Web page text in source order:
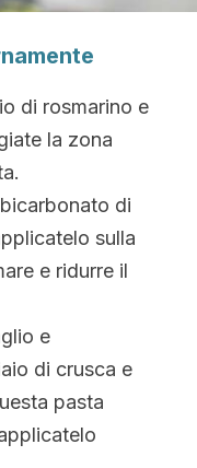
di rosmarino e
la zona
di
sulla
e ridurre il
e
di crusca e
pasta